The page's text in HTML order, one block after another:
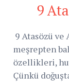
9
9 Atasözü
meşrepten
özellikleri,
Çünkü